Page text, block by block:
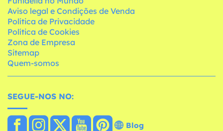
Aviso legal e Condições de Venda
Política de Privacidade
Política de Cookies
Zona de Empresa
Sitemap
Quem-somos
SEGUE-NOS NO:
Blog